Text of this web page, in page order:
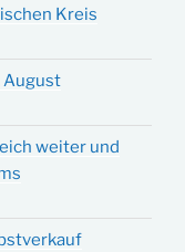
Kreis
August
weiter und